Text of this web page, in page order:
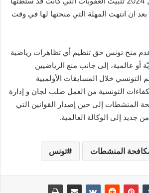
ان انتهت المهلة التي منحتها لها في وقت
منح تونس حق تنظيم أي تظاهرات رياضية
أو عالمية، إلى جانب منع الرياضيين
التونسي خلال المسابقات الأولمبية
التونسية من العمل صلب لجان و إدارة
المنشطات إلى حين إصدار القوانين التي
جديد إلى الوكالة العالمية.
المنشطات تونس